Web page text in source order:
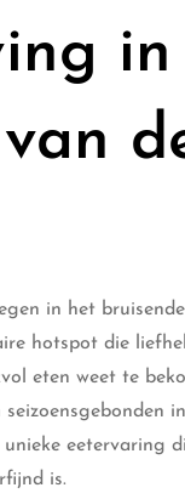
in het
hotspot die
eten weet te
seizoensgebonden
eetervaring
is.